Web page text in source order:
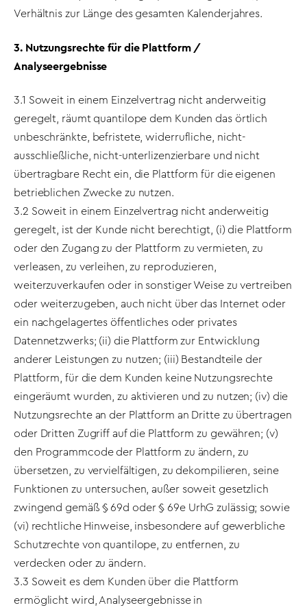
Verhältnis zur Länge des gesamten Kalenderjahres.
3. Nutzungsrechte für die Plattform /
Analyseergebnisse
3.1 Soweit in einem Einzelvertrag nicht anderweitig
geregelt, räumt quantilope dem Kunden das örtlich
unbeschränkte, befristete, widerrufliche, nicht-
ausschließliche, nicht-unterlizenzierbare und nicht
übertragbare Recht ein, die Plattform für die eigenen
betrieblichen Zwecke zu nutzen.
3.2 Soweit in einem Einzelvertrag nicht anderweitig
geregelt, ist der Kunde nicht berechtigt, (i) die Plattform
oder den Zugang zu der Plattform zu vermieten, zu
verleasen, zu verleihen, zu reproduzieren,
weiterzuverkaufen oder in sonstiger Weise zu vertreiben
oder weiterzugeben, auch nicht über das Internet oder
ein nachgelagertes öffentliches oder privates
Datennetzwerks; (ii) die Plattform zur Entwicklung
anderer Leistungen zu nutzen; (iii) Bestandteile der
Plattform, für die dem Kunden keine Nutzungsrechte
eingeräumt wurden, zu aktivieren und zu nutzen; (iv) die
Nutzungsrechte an der Plattform an Dritte zu übertragen
oder Dritten Zugriff auf die Plattform zu gewähren; (v)
den Programmcode der Plattform zu ändern, zu
übersetzen, zu vervielfältigen, zu dekompilieren, seine
Funktionen zu untersuchen, außer soweit gesetzlich
zwingend gemäß § 69d oder § 69e UrhG zulässig; sowie
(vi) rechtliche Hinweise, insbesondere auf gewerbliche
Schutzrechte von quantilope, zu entfernen, zu
verdecken oder zu ändern.
3.3 Soweit es dem Kunden über die Plattform
ermöglicht wird, Analyseergebnisse in